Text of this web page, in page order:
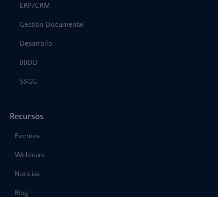
ERP/CRM
Gestión Documental
Desarrollo
BBDD
SSGG
Recursos
Eventos
Webinars
Noticias
Blog